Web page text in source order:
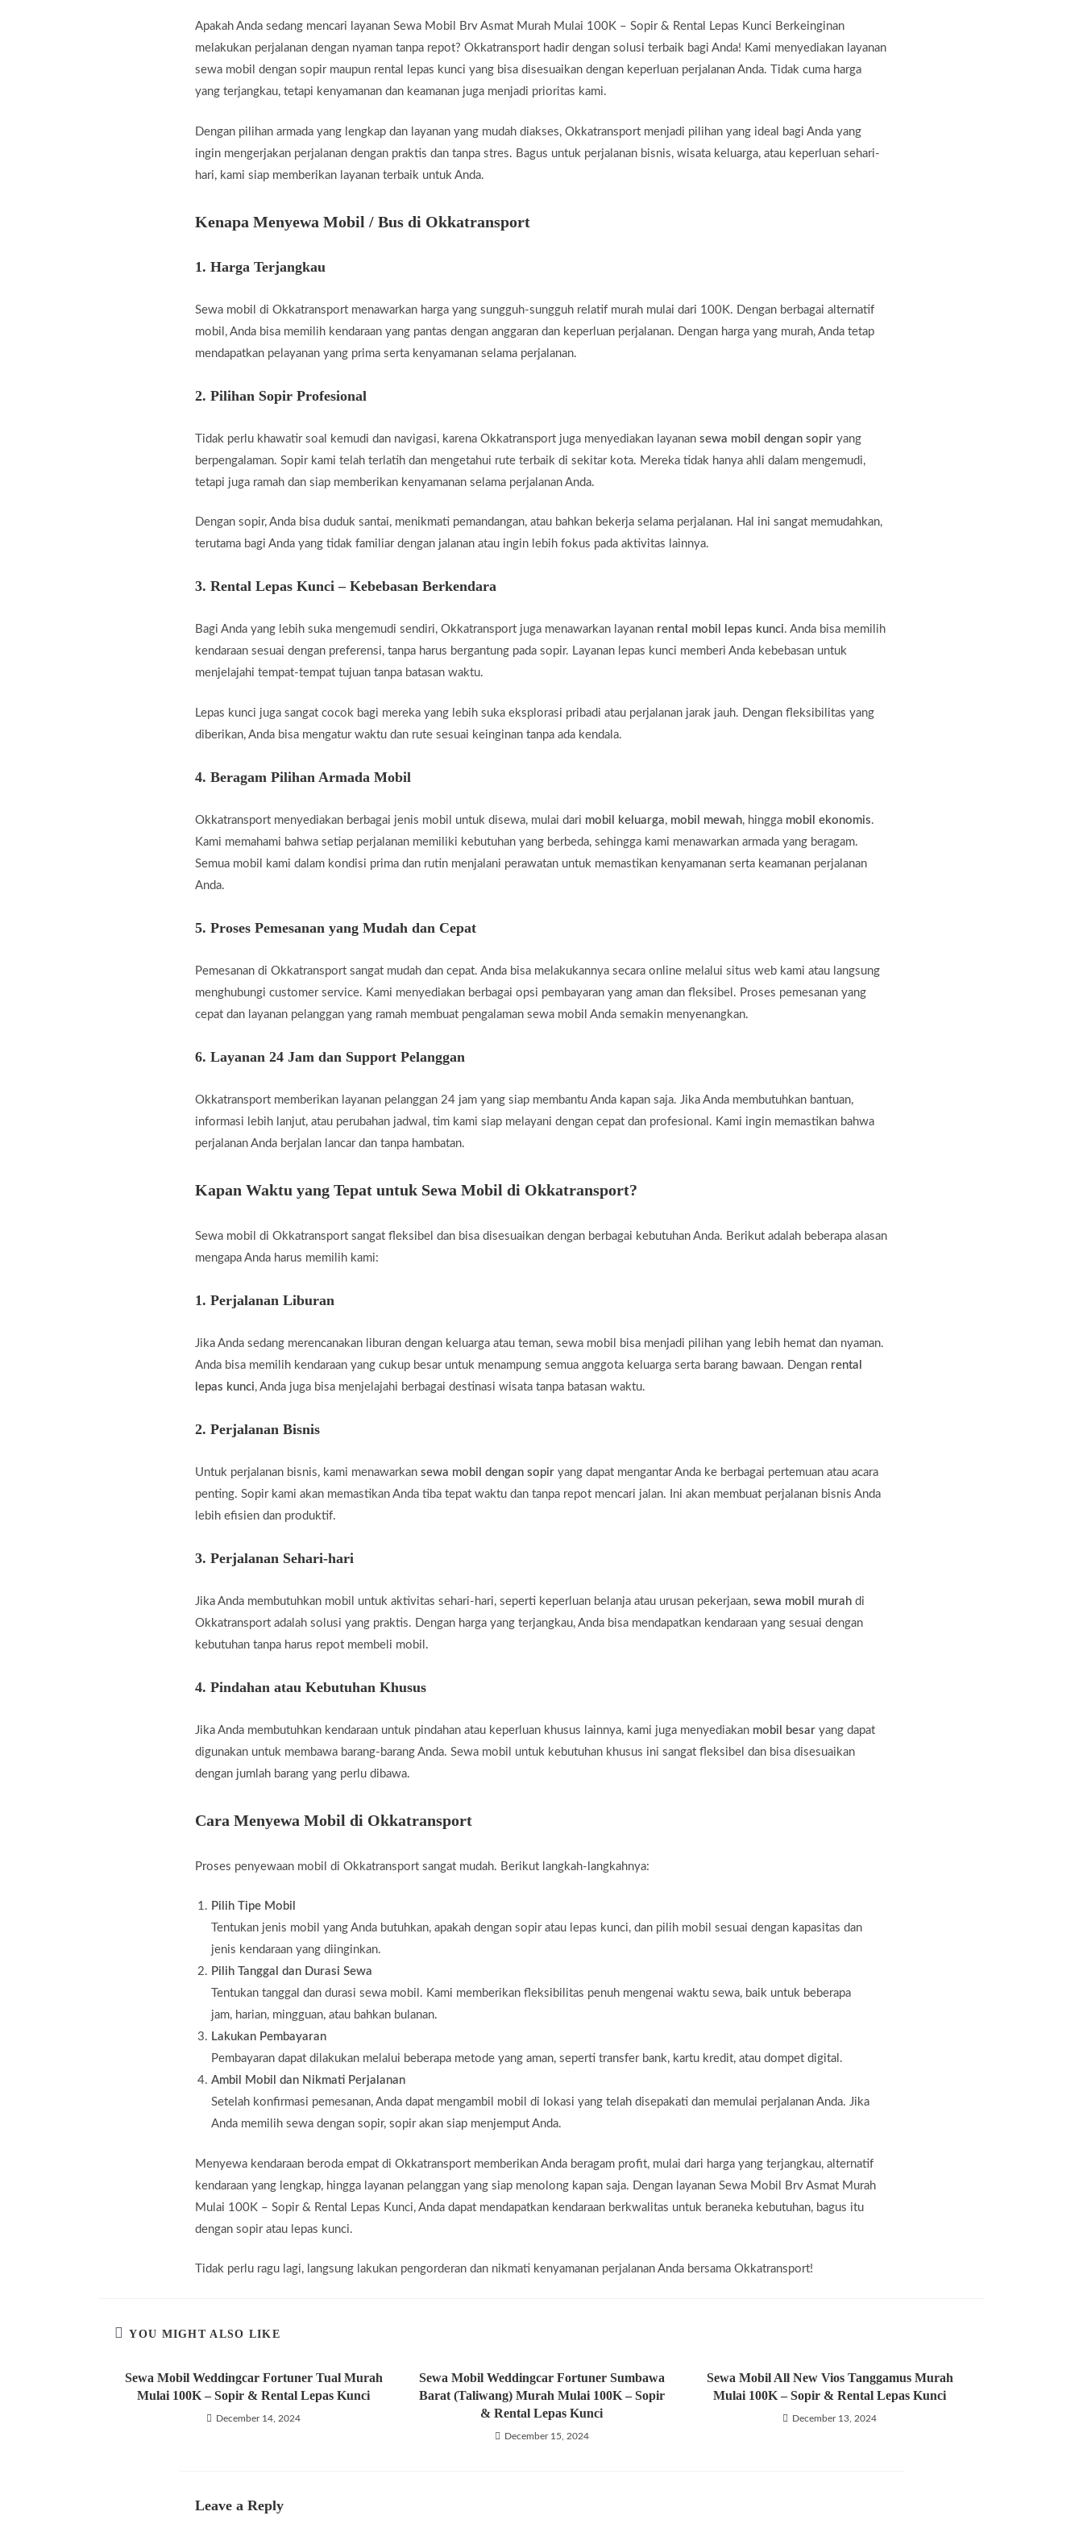
Apakah Anda sedang mencari layanan Sewa Mobil Brv Asmat Murah Mulai 100K – Sopir & Rental Lepas Kunci Berkeinginan
melakukan perjalanan dengan nyaman tanpa repot? Okkatransport hadir dengan solusi terbaik bagi Anda! Kami menyediakan layanan
sewa mobil dengan sopir maupun rental lepas kunci yang bisa disesuaikan dengan keperluan perjalanan Anda. Tidak cuma harga
yang terjangkau, tetapi kenyamanan dan keamanan juga menjadi prioritas kami.
Dengan pilihan armada yang lengkap dan layanan yang mudah diakses, Okkatransport menjadi pilihan yang ideal bagi Anda yang
ingin mengerjakan perjalanan dengan praktis dan tanpa stres. Bagus untuk perjalanan bisnis, wisata keluarga, atau keperluan sehari-
hari, kami siap memberikan layanan terbaik untuk Anda.
Kenapa Menyewa Mobil / Bus di Okkatransport
1. Harga Terjangkau
Sewa mobil di Okkatransport menawarkan harga yang sungguh-sungguh relatif murah mulai dari 100K. Dengan berbagai alternatif
mobil, Anda bisa memilih kendaraan yang pantas dengan anggaran dan keperluan perjalanan. Dengan harga yang murah, Anda tetap
mendapatkan pelayanan yang prima serta kenyamanan selama perjalanan.
2. Pilihan Sopir Profesional
Tidak perlu khawatir soal kemudi dan navigasi, karena Okkatransport juga menyediakan layanan sewa mobil dengan sopir yang
berpengalaman. Sopir kami telah terlatih dan mengetahui rute terbaik di sekitar kota. Mereka tidak hanya ahli dalam mengemudi,
tetapi juga ramah dan siap memberikan kenyamanan selama perjalanan Anda.
Dengan sopir, Anda bisa duduk santai, menikmati pemandangan, atau bahkan bekerja selama perjalanan. Hal ini sangat memudahkan,
terutama bagi Anda yang tidak familiar dengan jalanan atau ingin lebih fokus pada aktivitas lainnya.
3. Rental Lepas Kunci – Kebebasan Berkendara
Bagi Anda yang lebih suka mengemudi sendiri, Okkatransport juga menawarkan layanan rental mobil lepas kunci. Anda bisa memilih
kendaraan sesuai dengan preferensi, tanpa harus bergantung pada sopir. Layanan lepas kunci memberi Anda kebebasan untuk
menjelajahi tempat-tempat tujuan tanpa batasan waktu.
Lepas kunci juga sangat cocok bagi mereka yang lebih suka eksplorasi pribadi atau perjalanan jarak jauh. Dengan fleksibilitas yang
diberikan, Anda bisa mengatur waktu dan rute sesuai keinginan tanpa ada kendala.
4. Beragam Pilihan Armada Mobil
Okkatransport menyediakan berbagai jenis mobil untuk disewa, mulai dari mobil keluarga, mobil mewah, hingga mobil ekonomis.
Kami memahami bahwa setiap perjalanan memiliki kebutuhan yang berbeda, sehingga kami menawarkan armada yang beragam.
Semua mobil kami dalam kondisi prima dan rutin menjalani perawatan untuk memastikan kenyamanan serta keamanan perjalanan
Anda.
5. Proses Pemesanan yang Mudah dan Cepat
Pemesanan di Okkatransport sangat mudah dan cepat. Anda bisa melakukannya secara online melalui situs web kami atau langsung
menghubungi customer service. Kami menyediakan berbagai opsi pembayaran yang aman dan fleksibel. Proses pemesanan yang
cepat dan layanan pelanggan yang ramah membuat pengalaman sewa mobil Anda semakin menyenangkan.
6. Layanan 24 Jam dan Support Pelanggan
Okkatransport memberikan layanan pelanggan 24 jam yang siap membantu Anda kapan saja. Jika Anda membutuhkan bantuan,
informasi lebih lanjut, atau perubahan jadwal, tim kami siap melayani dengan cepat dan profesional. Kami ingin memastikan bahwa
perjalanan Anda berjalan lancar dan tanpa hambatan.
Kapan Waktu yang Tepat untuk Sewa Mobil di Okkatransport?
Sewa mobil di Okkatransport sangat fleksibel dan bisa disesuaikan dengan berbagai kebutuhan Anda. Berikut adalah beberapa alasan
mengapa Anda harus memilih kami:
1. Perjalanan Liburan
Jika Anda sedang merencanakan liburan dengan keluarga atau teman, sewa mobil bisa menjadi pilihan yang lebih hemat dan nyaman.
Anda bisa memilih kendaraan yang cukup besar untuk menampung semua anggota keluarga serta barang bawaan. Dengan rental
lepas kunci, Anda juga bisa menjelajahi berbagai destinasi wisata tanpa batasan waktu.
2. Perjalanan Bisnis
Untuk perjalanan bisnis, kami menawarkan sewa mobil dengan sopir yang dapat mengantar Anda ke berbagai pertemuan atau acara
penting. Sopir kami akan memastikan Anda tiba tepat waktu dan tanpa repot mencari jalan. Ini akan membuat perjalanan bisnis Anda
lebih efisien dan produktif.
3. Perjalanan Sehari-hari
Jika Anda membutuhkan mobil untuk aktivitas sehari-hari, seperti keperluan belanja atau urusan pekerjaan, sewa mobil murah di
Okkatransport adalah solusi yang praktis. Dengan harga yang terjangkau, Anda bisa mendapatkan kendaraan yang sesuai dengan
kebutuhan tanpa harus repot membeli mobil.
4. Pindahan atau Kebutuhan Khusus
Jika Anda membutuhkan kendaraan untuk pindahan atau keperluan khusus lainnya, kami juga menyediakan mobil besar yang dapat
digunakan untuk membawa barang-barang Anda. Sewa mobil untuk kebutuhan khusus ini sangat fleksibel dan bisa disesuaikan
dengan jumlah barang yang perlu dibawa.
Cara Menyewa Mobil di Okkatransport
Proses penyewaan mobil di Okkatransport sangat mudah. Berikut langkah-langkahnya:
Pilih Tipe Mobil
Tentukan jenis mobil yang Anda butuhkan, apakah dengan sopir atau lepas kunci, dan pilih mobil sesuai dengan kapasitas dan
jenis kendaraan yang diinginkan.
Pilih Tanggal dan Durasi Sewa
Tentukan tanggal dan durasi sewa mobil. Kami memberikan fleksibilitas penuh mengenai waktu sewa, baik untuk beberapa
jam, harian, mingguan, atau bahkan bulanan.
Lakukan Pembayaran
Pembayaran dapat dilakukan melalui beberapa metode yang aman, seperti transfer bank, kartu kredit, atau dompet digital.
Ambil Mobil dan Nikmati Perjalanan
Setelah konfirmasi pemesanan, Anda dapat mengambil mobil di lokasi yang telah disepakati dan memulai perjalanan Anda. Jika
Anda memilih sewa dengan sopir, sopir akan siap menjemput Anda.
Menyewa kendaraan beroda empat di Okkatransport memberikan Anda beragam profit, mulai dari harga yang terjangkau, alternatif
kendaraan yang lengkap, hingga layanan pelanggan yang siap menolong kapan saja. Dengan layanan Sewa Mobil Brv Asmat Murah
Mulai 100K – Sopir & Rental Lepas Kunci, Anda dapat mendapatkan kendaraan berkwalitas untuk beraneka kebutuhan, bagus itu
dengan sopir atau lepas kunci.
Tidak perlu ragu lagi, langsung lakukan pengorderan dan nikmati kenyamanan perjalanan Anda bersama Okkatransport!
YOU MIGHT ALSO LIKE
Sewa Mobil Weddingcar Fortuner Tual Murah
Mulai 100K – Sopir & Rental Lepas Kunci
December 14, 2024
Sewa Mobil Weddingcar Fortuner Sumbawa
Barat (Taliwang) Murah Mulai 100K – Sopir
& Rental Lepas Kunci
December 15, 2024
Sewa Mobil All New Vios Tanggamus Murah
Mulai 100K – Sopir & Rental Lepas Kunci
December 13, 2024
Leave a Reply